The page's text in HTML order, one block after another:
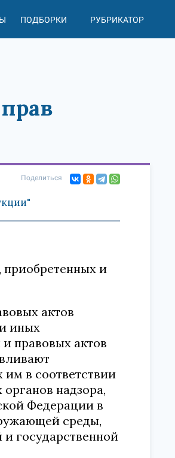
ПОДБОРКИ РУБРИКАТОР
Поделиться
приобретенных и
актов
иных
правовых актов
в соответствии
надзора,
Федерации в
среды,
и государственной